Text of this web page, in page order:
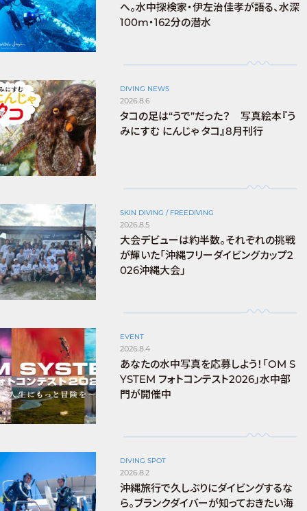
へ。水中探検家・伊左治佳孝が語る、水深
100m・162分の潜水
DIVING NEWS
2026.8.6
タコの足は“うで”だった？ 写真絵本『う
みにすむ にんじゃ タコ』8月刊行
SKIN DIVING / FREEDIVING
2026.8.5
大会デビューは約半数。それぞれの挑戦
が輝いた「沖縄フリーダイビングカップ2
026沖縄大会」
EVENT
2026.8.4
あなたの水中写真を応募しよう！「OM S
YSTEM フォトコンテスト2026」水中部
門が開催中
DIVING SPOT
2026.8.2
沖縄旅行で久しぶりにダイビングするな
ら。ブランクダイバーが知っておきたい海